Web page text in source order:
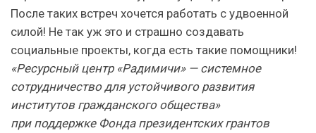
После таких встреч хочется работать с удвоенной
силой! Не так уж это и страшно создавать
социальные проекты, когда есть такие помощники!
«Ресурсный центр «Радимичи» — системное
сотрудничество для устойчивого развития
институтов гражданского общества»
при поддержке Фонда президентских грантов